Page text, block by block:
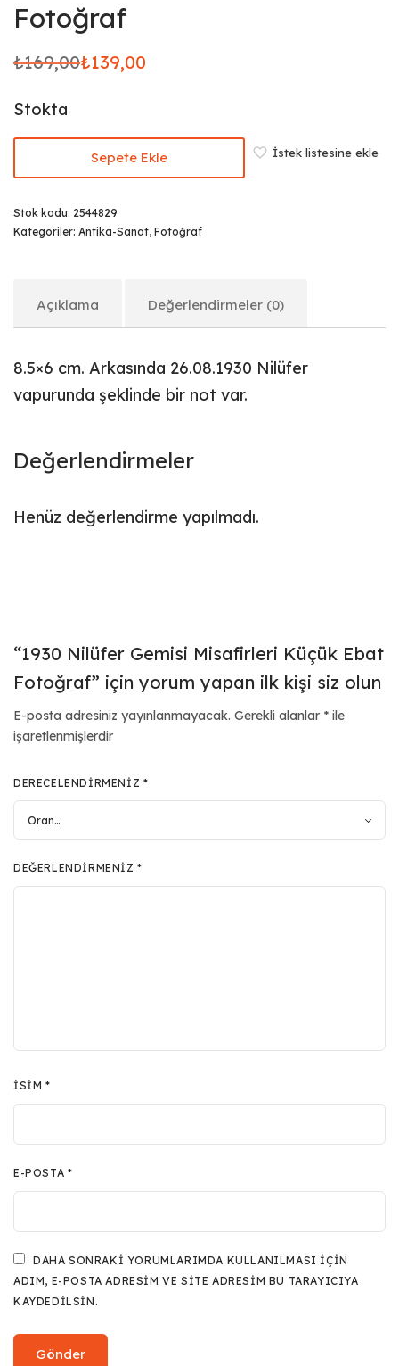
Fotoğraf
₺169,00
Orijinal
₺169,00.
₺139,00
Şu
fiyat:
₺139,00.
Stokta
Sepete Ekle İstek listesine ekle
Stok kodu: 2544829
Kategoriler: Antika-Sanat, Fotoğraf
Açıklama Değerlendirmeler (0)
8.5×6 cm. Arkasında 26.08.1930 Nilüfer
vapurunda şeklinde bir not var.
Değerlendirmeler
Henüz değerlendirme yapılmadı.
“1930 Nilüfer Gemisi Misafirleri Küçük Ebat
Fotoğraf” için yorum yapan ilk kişi siz olun
E-posta adresiniz yayınlanmayacak. Gerekli alanlar * ile
işaretlenmişlerdir
DERECELENDIRMENIZ *
DEĞERLENDIRMENIZ*
İSIM*
E-POSTA *
DAHA SONRAKI YORUMLARIMDA KULLANILMASI IÇIN
ADIM, E-POSTA ADRESIM VE SITE ADRESIM BU TARAYICIYA
KAYDEDILSIN.